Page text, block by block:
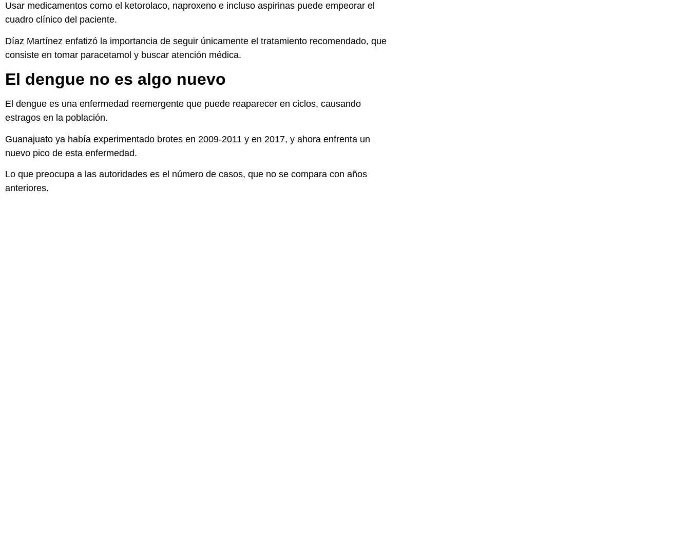
Usar medicamentos como el ketorolaco, naproxeno e incluso aspirinas puede empeorar el
cuadro clínico del paciente.
Díaz Martínez enfatizó la importancia de seguir únicamente el tratamiento recomendado, que
consiste en tomar paracetamol y buscar atención médica.
El dengue no es algo nuevo
El dengue es una enfermedad reemergente que puede reaparecer en ciclos, causando
estragos en la población.
Guanajuato ya había experimentado brotes en 2009-2011 y en 2017, y ahora enfrenta un
nuevo pico de esta enfermedad.
Lo que preocupa a las autoridades es el número de casos, que no se compara con años
anteriores.